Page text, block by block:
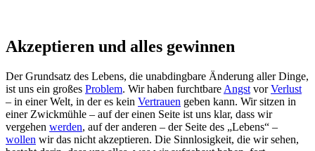
Akzeptieren und alles gewinnen
Der Grundsatz des Lebens, die unabdingbare Änderung aller Dinge,
ist uns ein großes Problem. Wir haben furchtbare Angst vorVerlust
– in einer Welt, in der es kein Vertrauen geben kann. Wir sitzen in
einer Zwickmühle – auf der einen Seite ist uns klar, dass wir
vergehen werden, auf der anderen – der Seite des „Lebens“ –
wollen wir das nicht akzeptieren. Die Sinnlosigkeit, die wir sehen,